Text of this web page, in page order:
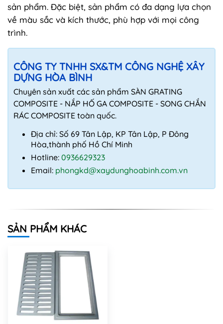
sản phẩm. Đặc biệt, sản phẩm có đa dạng lựa chọn
về màu sắc và kích thước, phù hợp với mọi công
trình.
CÔNG TY TNHH SX&TM CÔNG NGHỆ XÂY
DỰNG HÒA BÌNH
Chuyên sản xuất các sản phẩm SÀN GRATING
COMPOSITE - NẮP HỐ GA COMPOSITE - SONG CHẮN
RÁC COMPOSITE toàn quốc.
Địa chỉ: Số 69 Tân Lập, KP Tân Lập, P Đông
Hòa,thành phố Hồ Chí Minh
Hotline: 0936629323
Email: phongkd@xaydunghoabinh.com.vn
SẢN PHẨM KHÁC